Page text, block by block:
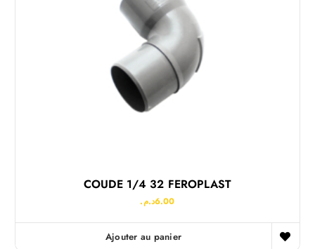
COUDE 1/4 32 FEROPLAST
6.00د.م.
Ajouter au panier